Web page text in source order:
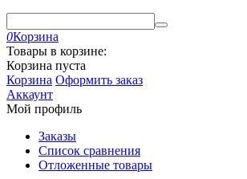
0Корзина
Товары в корзине:
Корзина пуста
Корзина Оформить заказ
Аккаунт
Мой профиль
Заказы
Список сравнения
Отложенные товары